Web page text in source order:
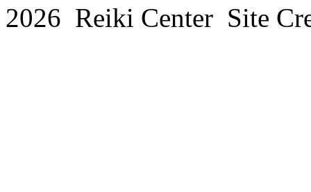
2026 Reiki Center Site